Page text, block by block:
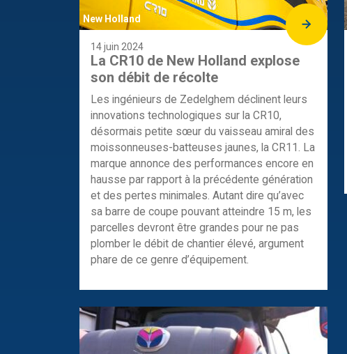
New Holland
14 juin 2024
La CR10 de New Holland explose
son débit de récolte
Les ingénieurs de Zedelghem déclinent leurs
innovations technologiques sur la CR10,
désormais petite sœur du vaisseau amiral des
moissonneuses-batteuses jaunes, la CR11. La
marque annonce des performances encore en
hausse par rapport à la précédente génération
et des pertes minimales. Autant dire qu’avec
sa barre de coupe pouvant atteindre 15 m, les
parcelles devront être grandes pour ne pas
plomber le débit de chantier élevé, argument
phare de ce genre d’équipement.